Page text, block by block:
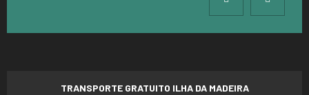
TRANSPORTE GRATUITO ILHA DA MADEIRA